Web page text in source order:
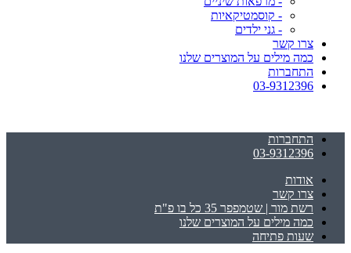
- קוסמטיקאיות
- גני ילדים
צרו קשר
כמה מילים על המוצרים שלנו
התחברות
03-9312396
התחברות
03-9312396
אודות
צרו קשר
רשת מור | שטמפפר 35 כל בו פ"ת
כמה מילים על המוצרים שלנו
שעות פתיחה